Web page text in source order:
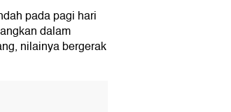
pada pagi hari
dalam
nilainya bergerak